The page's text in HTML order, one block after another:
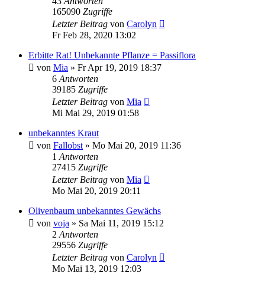
165090 Zugriffe
Letzter Beitrag von Carolyn
Fr Feb 28, 2020 13:02
Erbitte Rat! Unbekannte Pflanze = Passiflora
von Mia » Fr Apr 19, 2019 18:37
6 Antworten
39185 Zugriffe
Letzter Beitrag von Mia
Mi Mai 29, 2019 01:58
unbekanntes Kraut
von Fallobst » Mo Mai 20, 2019 11:36
1 Antworten
27415 Zugriffe
Letzter Beitrag von Mia
Mo Mai 20, 2019 20:11
Olivenbaum unbekanntes Gewächs
von voja » Sa Mai 11, 2019 15:12
2 Antworten
29556 Zugriffe
Letzter Beitrag von Carolyn
Mo Mai 13, 2019 12:03